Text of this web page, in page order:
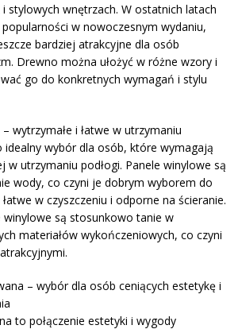
stylowych wnętrzach. W ostatnich latach
w nowoczesnym wydaniu,
bardziej atrakcyjne dla osób
Drewno można ułożyć w różne wzory i
go do konkretnych wymagań i stylu
wytrzymałe i łatwe w utrzymaniu
idealny wybór dla osób, które wymagają
w utrzymaniu podłogi. Panele winylowe są
wody, co czyni je dobrym wyborem do
łatwe w czyszczeniu i odporne na ścieranie.
są stosunkowo tanie w
materiałów wykończeniowych, co czyni
– wybór dla osób ceniących estetykę i
to połączenie estetyki i wygody